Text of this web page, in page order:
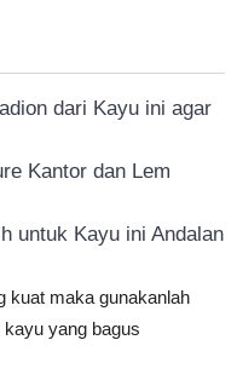
dari Kayu ini agar
Kantor dan Lem
untuk Kayu ini Andalan
kuat maka gunakanlah
yang bagus